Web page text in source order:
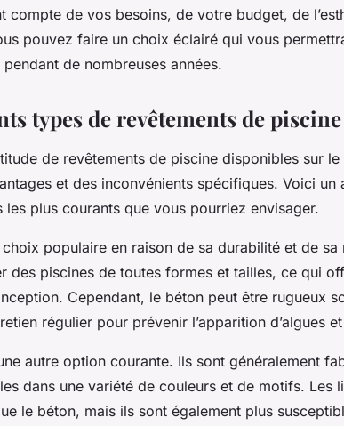
compte de vos besoins, de votre budget, de
pouvez faire un choix éclairé qui vous
de nombreuses années.
types de revêtements de piscine
de revêtements de piscine disponibles sur le
et des inconvénients spécifiques. Voici un
les plus courants que vous pourriez envisager.
populaire en raison de sa durabilité et de sa
des piscines de toutes formes et tailles, ce qui
Cependant, le béton peut être rugueux
régulier pour prévenir l’apparition d’algues
autre option courante. Ils sont généralement
dans une variété de couleurs et de motifs. Les
le béton, mais ils sont également plus